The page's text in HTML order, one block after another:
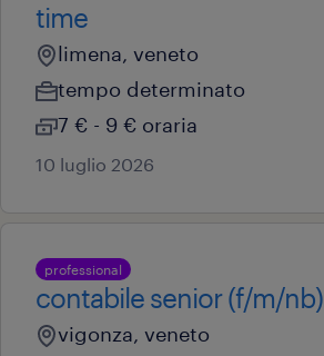
time
limena, veneto
tempo determinato
7 € - 9 € oraria
10 luglio 2026
professional
contabile senior (f/m/nb)
vigonza, veneto